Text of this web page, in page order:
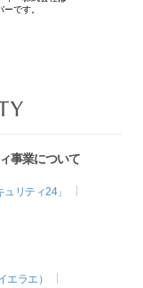
です。
事業について
リティ24」
エラエ）